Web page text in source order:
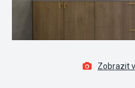
Zobrazit